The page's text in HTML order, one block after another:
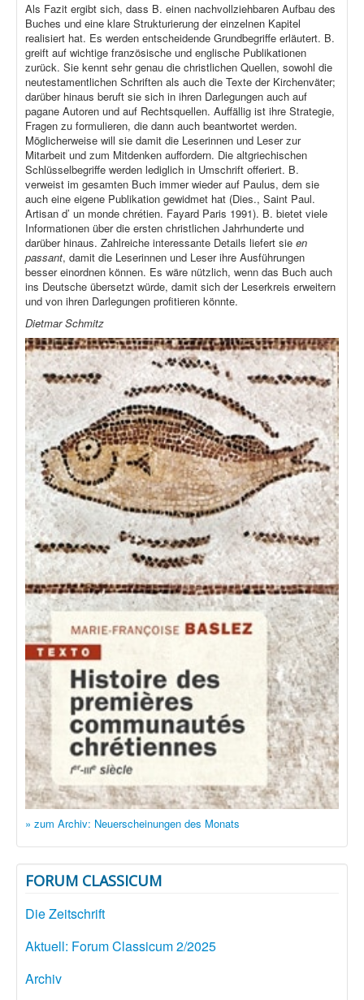
Als Fazit ergibt sich, dass B. einen nachvollziehbaren Aufbau des
Buches und eine klare Strukturierung der einzelnen Kapitel
realisiert hat. Es werden entscheidende Grundbegriffe erläutert. B.
greift auf wichtige französische und englische Publikationen
zurück. Sie kennt sehr genau die christlichen Quellen, sowohl die
neutestamentlichen Schriften als auch die Texte der Kirchenväter;
darüber hinaus beruft sie sich in ihren Darlegungen auch auf
pagane Autoren und auf Rechtsquellen. Auffällig ist ihre Strategie,
Fragen zu formulieren, die dann auch beantwortet werden.
Möglicherweise will sie damit die Leserinnen und Leser zur
Mitarbeit und zum Mitdenken auffordern. Die altgriechischen
Schlüsselbegriffe werden lediglich in Umschrift offeriert. B.
verweist im gesamten Buch immer wieder auf Paulus, dem sie
auch eine eigene Publikation gewidmet hat (Dies., Saint Paul.
Artisan d’ un monde chrétien. Fayard Paris 1991). B. bietet viele
Informationen über die ersten christlichen Jahrhunderte und
darüber hinaus. Zahlreiche interessante Details liefert sie en
passant, damit die Leserinnen und Leser ihre Ausführungen
besser einordnen können. Es wäre nützlich, wenn das Buch auch
ins Deutsche übersetzt würde, damit sich der Leserkreis erweitern
und von ihren Darlegungen profitieren könnte.
Dietmar Schmitz
» zum Archiv: Neuerscheinungen des Monats
FORUM CLASSICUM
Die Zeitschrift
Aktuell: Forum Classicum 2/2025
Archiv